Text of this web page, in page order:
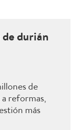
durián
de
reformas,
más